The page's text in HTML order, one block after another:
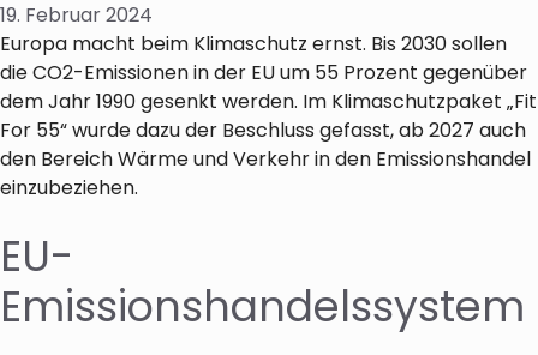
19. Februar 2024
Europa macht beim Klimaschutz ernst. Bis 2030 sollen
die CO2-Emissionen in der EU um 55 Prozent gegenüber
dem Jahr 1990 gesenkt werden. Im Klimaschutzpaket „Fit
For 55“ wurde dazu der Beschluss gefasst, ab 2027 auch
den Bereich Wärme und Verkehr in den Emissionshandel
einzubeziehen.
EU-
Emissionshandelssystem